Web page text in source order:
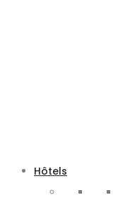
Hôtels